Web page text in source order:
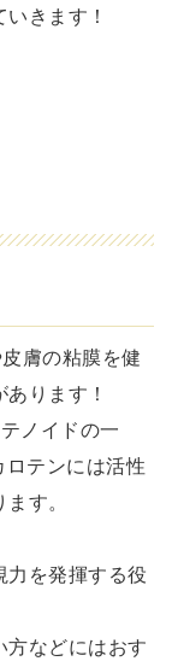
きます！
膚の粘膜を健
ります！
ノイドの一
テンには活性
す。
を発揮する役
などにはおす